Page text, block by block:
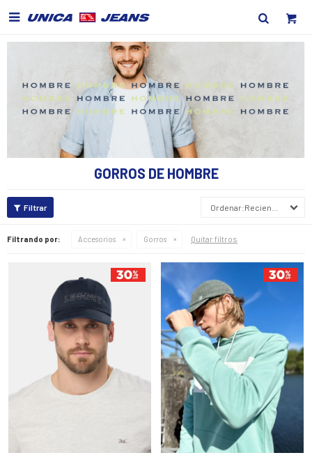

GORROS DE HOMBRE
Recientes
Filtrando por: Accesorios Gorros Quitar filtros